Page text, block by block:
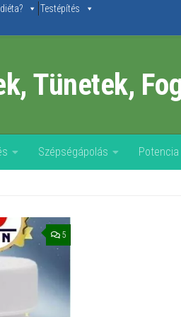
Testépítés
Tünetek,
Szépségápolás Potencia
5